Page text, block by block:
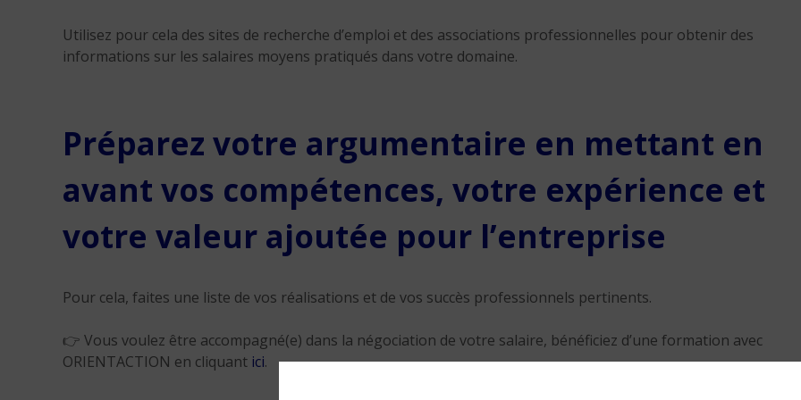
Utilisez pour cela des sites de recherche d’emploi et des associations professionnelles pour obtenir des
informations sur les salaires moyens pratiqués dans votre domaine.
Préparez votre argumentaire en mettant en
avant vos compétences, votre expérience et
votre valeur ajoutée pour l’entreprise
Pour cela, faites une liste de vos réalisations et de vos succès professionnels pertinents.
👉 Vous voulez être accompagné(e) dans la négociation de votre salaire, bénéficiez d’une formation avec
ORIENTACTION en cliquant ici.
Guadeloupe